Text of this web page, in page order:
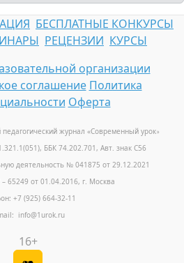
БЕСПЛАТНЫЕ КОНКУРСЫ
РЕЦЕНЗИИ КУРСЫ
организации
соглашение Политика
Оферта
журнал «Современный урок»
ББК 74.202.701, Авт. знак С56
деятельность № 041875 от 29.12.2021
от 01.04.2016, г. Москва
+7 (925) 664-32-11
info@1urok.ru
16+